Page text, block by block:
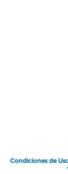
Condiciones de